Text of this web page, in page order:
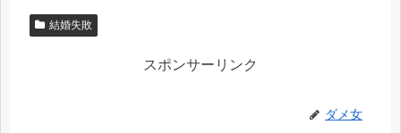
結婚失敗
スポンサーリンク
ダメ女